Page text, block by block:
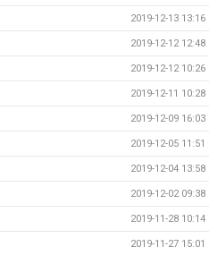
2019-12-13 13:16
2019-12-12 12:48
2019-12-12 10:26
2019-12-11 10:28
2019-12-09 16:03
2019-12-05 11:51
2019-12-04 13:58
2019-12-02 09:38
2019-11-28 10:14
2019-11-27 15:01